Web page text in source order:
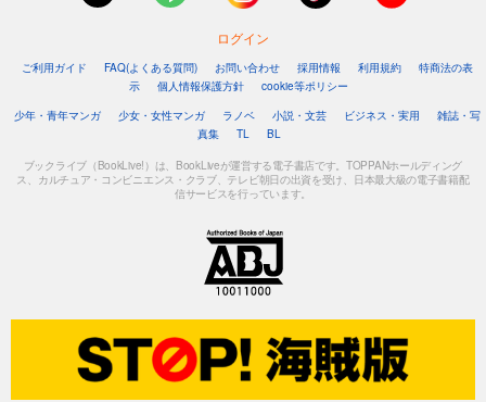
ログイン
ご利用ガイド FAQ(よくある質問) お問い合わせ 採用情報 利用規約
特商法の表
示
個人情報保護方針
cookie等ポリシー
少年・青年マンガ
少女・女性マンガ ラノベ 小説・文芸 ビジネス・実用
雑誌・写
真集
TL BL
ブックライブ（BookLive!）は、BookLiveが運営する電子書店です。TOPPANホールディング
ス、カルチュア・コンビニエンス・クラブ、テレビ朝日の出資を受け、日本最大級の電子書籍配
信サービスを行っています。